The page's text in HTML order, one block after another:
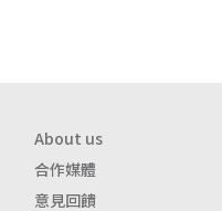
About us
合作媒體
意見回饋